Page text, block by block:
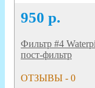
950 р.
Фильтр #4
пост-фильтр
ОТЗЫВЫ - 0